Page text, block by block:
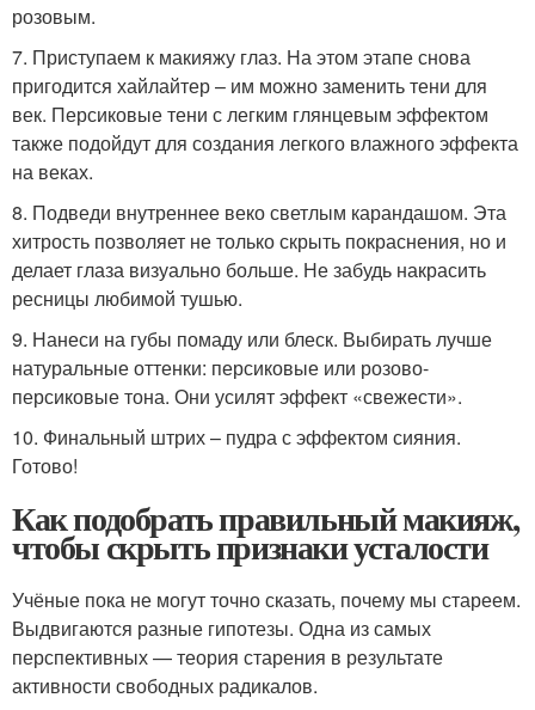
розовым.
7. Приступаем к макияжу глаз. На этом этапе снова
пригодится хайлайтер – им можно заменить тени для
век. Персиковые тени с легким глянцевым эффектом
также подойдут для создания легкого влажного эффекта
на веках.
8. Подведи внутреннее веко светлым карандашом. Эта
хитрость позволяет не только скрыть покраснения, но и
делает глаза визуально больше. Не забудь накрасить
ресницы любимой тушью.
9. Нанеси на губы помаду или блеск. Выбирать лучше
натуральные оттенки: персиковые или розово-
персиковые тона. Они усилят эффект «свежести».
10. Финальный штрих – пудра с эффектом сияния.
Готово!
Как подобрать правильный макияж,
чтобы скрыть признаки усталости
Учёные пока не могут точно сказать, почему мы стареем.
Выдвигаются разные гипотезы. Одна из самых
перспективных — теория старения в результате
активности свободных радикалов.